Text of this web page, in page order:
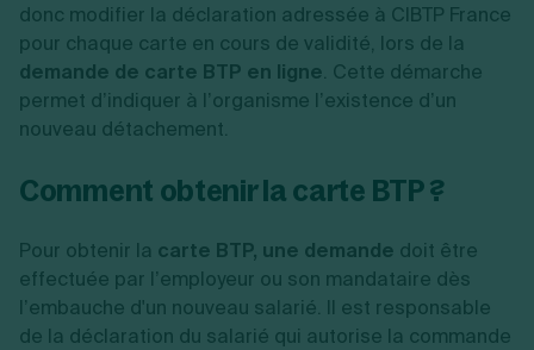
donc modifier la déclaration adressée à CIBTP France
pour chaque carte en cours de validité, lors de la
demande de carte BTP en ligne. Cette démarche
permet d’indiquer à l’organisme l’existence d’un
nouveau détachement.
Comment obtenir la carte BTP ?
Pour obtenir la carte BTP, une demande doit être
effectuée par l’employeur ou son mandataire dès
l’embauche d'un nouveau salarié. Il est responsable
de la déclaration du salarié qui autorise la commande